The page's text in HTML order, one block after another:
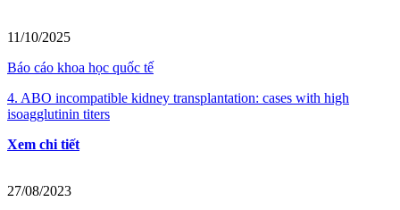
11/10/2025
Báo cáo khoa học quốc tế
4. ABO incompatible kidney transplantation: cases with high
isoagglutinin titers
Xem chi tiết
27/08/2023